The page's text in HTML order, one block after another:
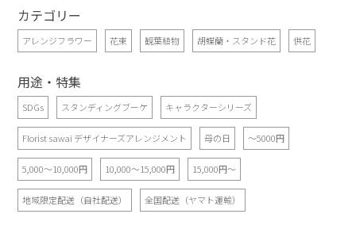
カテゴリー
アレンジフラワー 花束 観葉植物 胡蝶蘭・スタンド花 供花
用途・特集
SDGs スタンディングブーケ キャラクターシリーズ
Florist sawai デザイナーズアレンジメント 母の日 ～5000円
5,000～10,000円 10,000～15,000円 15,000円～
地域限定配送（自社配送） 全国配送（ヤマト運輸）